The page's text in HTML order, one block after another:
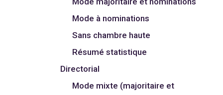
Mode à nominations
Sans chambre haute
Résumé statistique
Directorial
Mode mixte (majoritaire et